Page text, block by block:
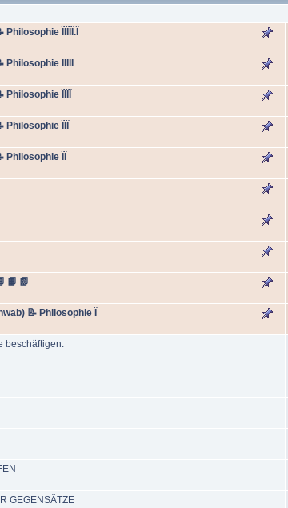
ÏÏÏÏÏ.Ï
ÏÏÏÏÏ
ÏÏÏÏ
ÏÏÏ
ÏÏ
📙 📗
📝 Philosophie Ï
beschäftigen.
GEGENSÄTZE